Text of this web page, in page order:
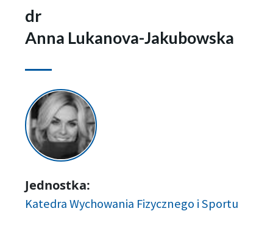
dr
Anna Lukanova-Jakubowska
Jednostka:
Katedra Wychowania Fizycznego i Sportu